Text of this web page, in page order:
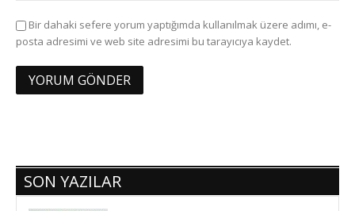
Bir dahaki sefere yorum yaptığımda kullanılmak üzere adımı, e-
posta adresimi ve web site adresimi bu tarayıcıya kaydet.
SON YAZILAR